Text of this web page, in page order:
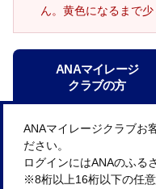
ん。黄色になるまで少
ANAマイレージ
クラブの方
ANAマイレージクラブお
ださい。
ログインにはANAのふる
※8桁以上16桁以下の任